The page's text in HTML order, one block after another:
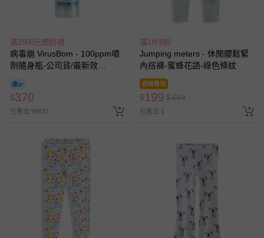
滿1500元贈好禮
病毒崩 VirusBom - 100ppm噴
劑隨身瓶-公司貨/最新效
$370
已售出 98977
滿1件8折
Jumping meters - 休閒腰鬆緊
內搭褲-蜜蜂花語-綠色條紋
即將售完
$199 $449
已售出 1